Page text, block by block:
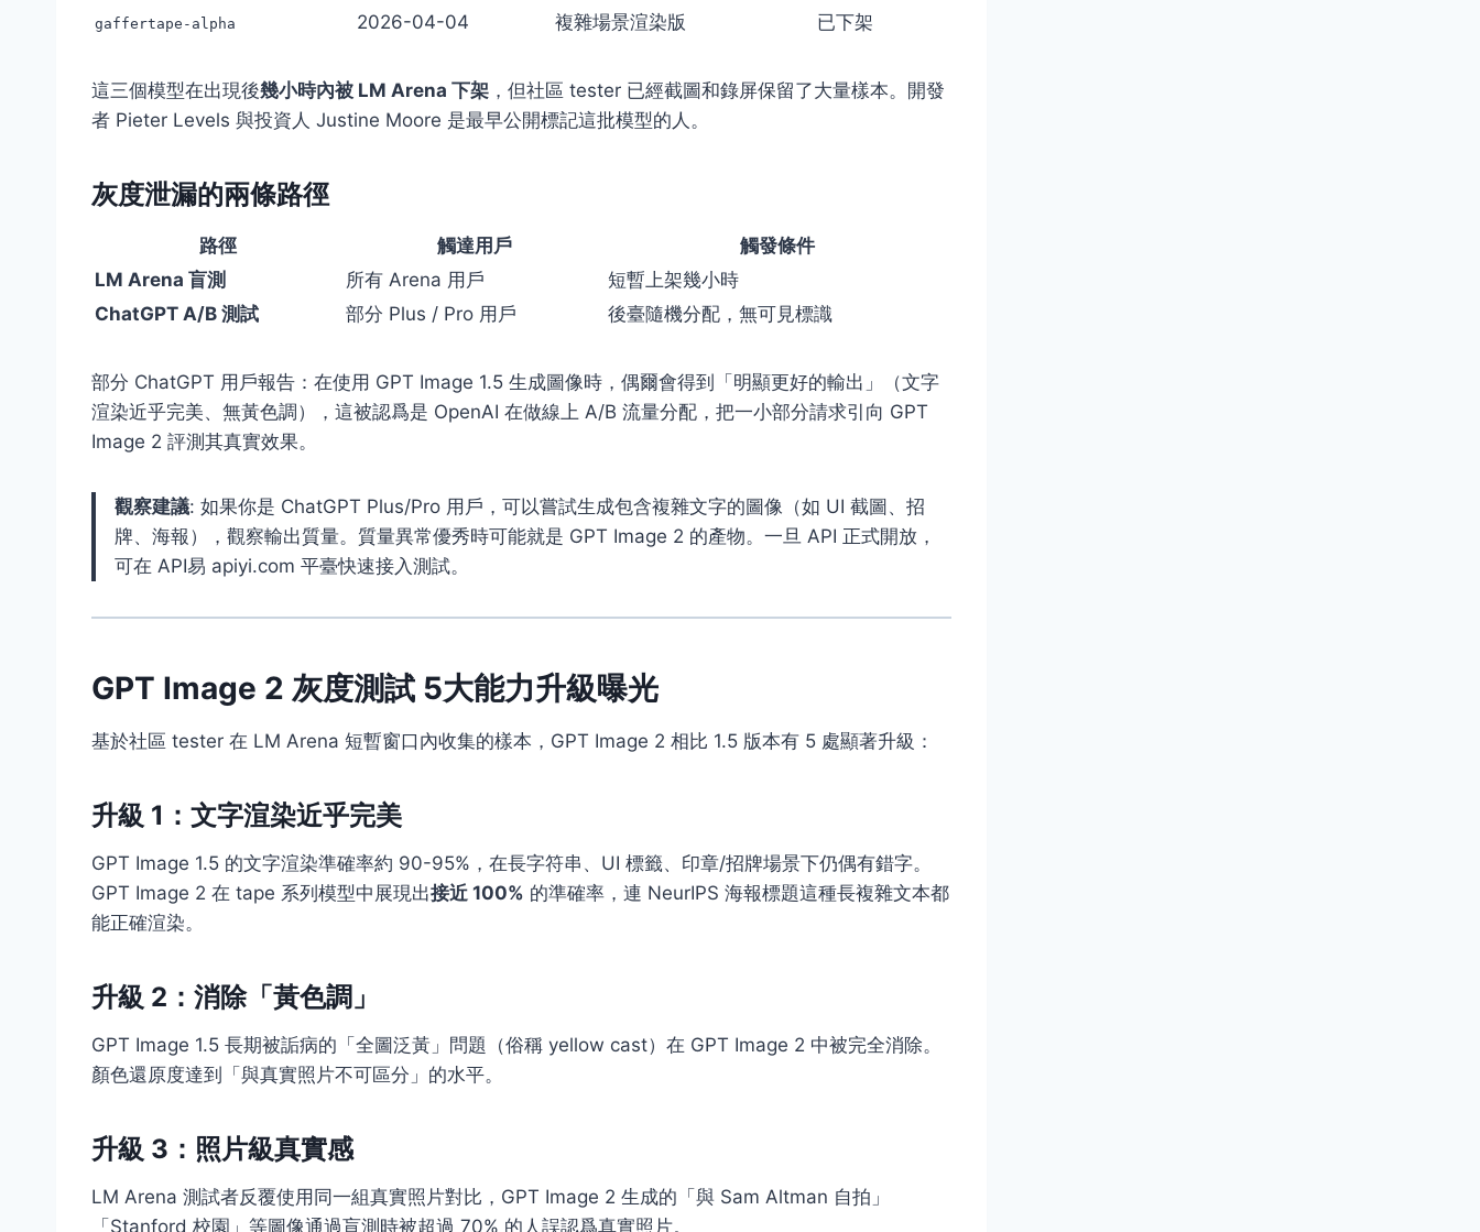
gaffertape-alpha 2026-04-04 複雜場景渲染版 已下架
這三個模型在出現後幾小時內被 LM Arena 下架 ，但社區 tester 已經截圖和錄屏保留了大量樣本。開發
者 Pieter Levels 與投資人 Justine Moore 是最早公開標記這批模型的人。
灰度泄漏的兩條路徑
路徑 觸達用戶
觸發條件
LM Arena 盲測
所有 Arena 用戶
短暫上架幾小時
ChatGPT A/B 測試
部分 Plus / Pro 用戶 後臺隨機分配，無可見標識
部分 ChatGPT 用戶報告：在使用 GPT Image 1.5 生成圖像時，偶爾會得到「明顯更好的輸出」（文字
渲染近乎完美、無黃色調），這被認爲是 OpenAI 在做線上 A/B 流量分配，把一小部分請求引向 GPT
Image 2 評測其真實效果。
觀察建議: 如果你是 ChatGPT Plus/Pro 用戶，可以嘗試生成包含複雜文字的圖像（如 UI 截圖、招
牌、海報），觀察輸出質量。質量異常優秀時可能就是 GPT Image 2 的產物。一旦 API 正式開放，
可在 API易 apiyi.com 平臺快速接入測試。
GPT Image 2 灰度測試 5大能力升級曝光
基於社區 tester 在 LM Arena 短暫窗口內收集的樣本，GPT Image 2 相比 1.5 版本有 5 處顯著升級：
升級 1：文字渲染近乎完美
GPT Image 1.5 的文字渲染準確率約 90-95%，在長字符串、UI 標籤、印章/招牌場景下仍偶有錯字。
GPT Image 2 在 tape 系列模型中展現出接近 100% 的準確率，連 NeurIPS 海報標題這種長複雜文本都
能正確渲染。
升級 2：消除「黃色調」
GPT Image 1.5 長期被詬病的「全圖泛黃」問題（俗稱 yellow cast）在 GPT Image 2 中被完全消除。
顏色還原度達到「與真實照片不可區分」的水平。
升級 3：照片級真實感
LM Arena 測試者反覆使用同一組真實照片對比，GPT Image 2 生成的「與 Sam Altman 自拍」
「Stanford 校園」等圖像通過盲測時被超過 70% 的人誤認爲真實照片。